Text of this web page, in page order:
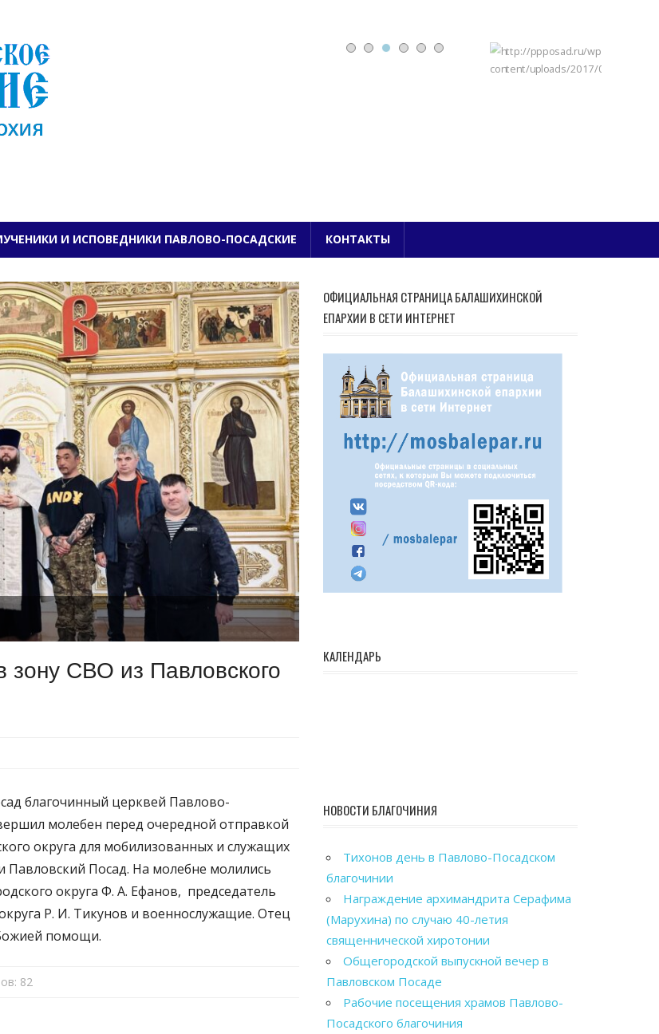
ПАВЛОВО-ПОСАДСКОЕ БЛАГОЧИНИЕ
И ИСПОВЕДНИКИ ПАВЛОВО-ПОСАДСКИЕ КОНТАКТЫ
зону СВО из Павловского
благочинный церквей Павлово-
молебен перед очередной отправкой
округа для мобилизованных и служащих
Павловский Посад. На молебне молились
округа Ф. А. Ефанов, председатель
Р. И. Тикунов и военнослужащие. Отец
помощи.
82
ОФИЦИАЛЬНАЯ СТРАНИЦА БАЛАШИХИНСКОЙ
ЕПАРХИИ В СЕТИ ИНТЕРНЕТ
КАЛЕНДАРЬ
НОВОСТИ БЛАГОЧИНИЯ
Тихонов день в Павлово-Посадском
благочинии
Награждение архимандрита Серафима
(Марухина) по случаю 40-летия
священнической хиротонии
Общегородской выпускной вечер в
Павловском Посаде
Рабочие посещения храмов Павлово-
Посадского благочиния